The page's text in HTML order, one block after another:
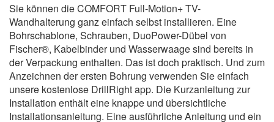
Sie können die COMFORT Full-Motion+ TV-
Wandhalterung ganz einfach selbst installieren. Eine
Bohrschablone, Schrauben, DuoPower-Dübel von
Fischer®, Kabelbinder und Wasserwaage sind bereits in
der Verpackung enthalten. Das ist doch praktisch. Und zum
Anzeichnen der ersten Bohrung verwenden Sie einfach
unsere kostenlose DrillRight app. Die Kurzanleitung zur
Installation enthält eine knappe und übersichtliche
Installationsanleitung. Eine ausführliche Anleitung und ein